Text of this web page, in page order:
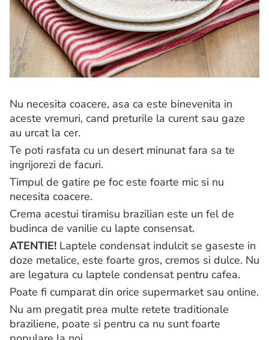
Nu necesita coacere, asa ca este binevenita in
aceste vremuri, cand preturile la curent sau gaze
au urcat la cer.
Te poti rasfata cu un desert minunat fara sa te
ingrijorezi de facuri.
Timpul de gatire pe foc este foarte mic si nu
necesita coacere.
Crema acestui tiramisu brazilian este un fel de
budinca de vanilie cu lapte consensat.
ATENTIE! Laptele condensat indulcit se gaseste in
doze metalice, este foarte gros, cremos si dulce. Nu
are legatura cu laptele condensat pentru cafea.
Poate fi cumparat din orice supermarket sau online.
Nu am pregatit prea multe retete traditionale
braziliene, poate si pentru ca nu sunt foarte